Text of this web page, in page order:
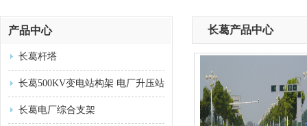
产品中心
长葛杆塔
长葛500KV变电站构架 电厂升压站
长葛电厂综合支架
长葛产品中心